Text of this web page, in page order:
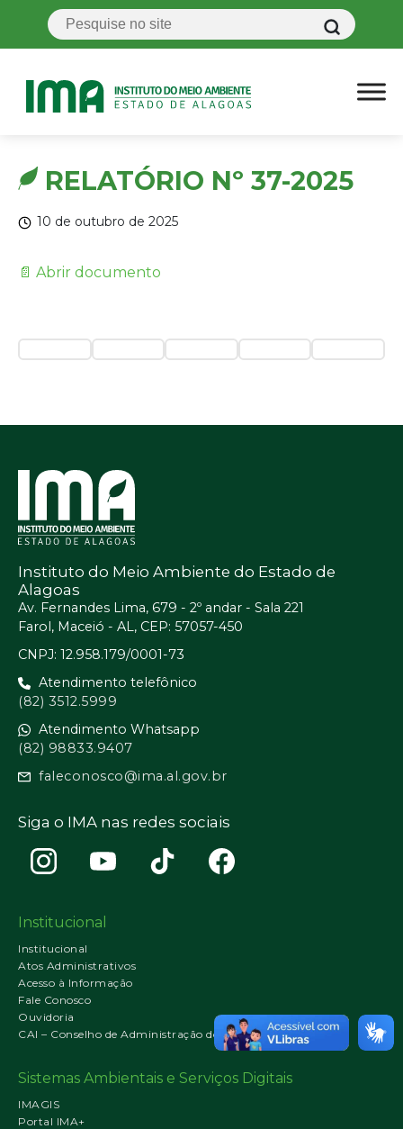
RELATÓRIO Nº 37-2025
10 de outubro de 2025
📄 Abrir documento
Instituto do Meio Ambiente do Estado de
Alagoas
Av. Fernandes Lima, 679 - 2º andar - Sala 221
Farol, Maceió - AL, CEP: 57057-450
CNPJ: 12.958.179/0001-73
Atendimento telefônico
(82) 3512.5999
Atendimento Whatsapp
(82) 98833.9407
faleconosco@ima.al.gov.br
Siga o IMA nas redes sociais
Institucional
Institucional
Atos Administrativos
Acesso à Informação
Fale Conosco
Ouvidoria
CAI – Conselho de Administração do IMA
Sistemas Ambientais e Serviços Digitais
IMAGIS
Portal IMA+